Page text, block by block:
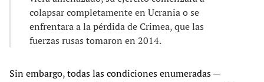
colapsar completamente en Ucrania o se
enfrentara a la pérdida de Crimea, que las
fuerzas rusas tomaron en 2014.
Sin embargo, todas las condiciones enumeradas —